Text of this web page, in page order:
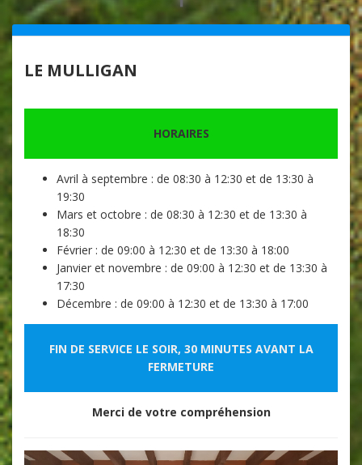
LE MULLIGAN
HORAIRES
Avril à septembre : de 08:30 à 12:30 et de 13:30 à
19:30
Mars et octobre : de 08:30 à 12:30 et de 13:30 à
18:30
Février : de 09:00 à 12:30 et de 13:30 à 18:00
Janvier et novembre : de 09:00 à 12:30 et de 13:30 à
17:30
Décembre : de 09:00 à 12:30 et de 13:30 à 17:00
FIN DE SERVICE LE SOIR, 30 MINUTES AVANT LA
FERMETURE
Merci de votre compréhension